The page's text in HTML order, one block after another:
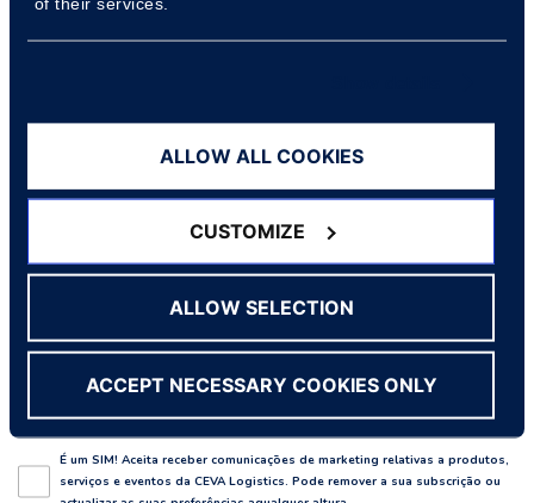
ALLOW ALL COOKIES
CUSTOMIZE
ALLOW SELECTION
ACCEPT NECESSARY COOKIES ONLY
Motivo do contacto
É um SIM! Aceita receber comunicações de marketing relativas a produtos,
serviços e eventos da CEVA Logistics. Pode remover a sua subscrição ou